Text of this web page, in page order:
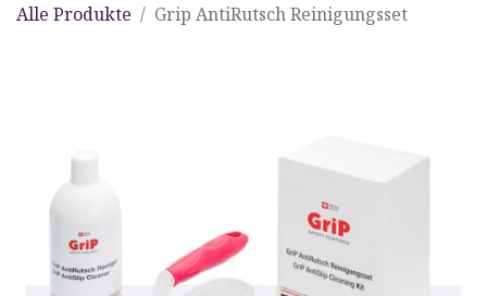
Alle Produkte Grip AntiRutsch Reinigungsset